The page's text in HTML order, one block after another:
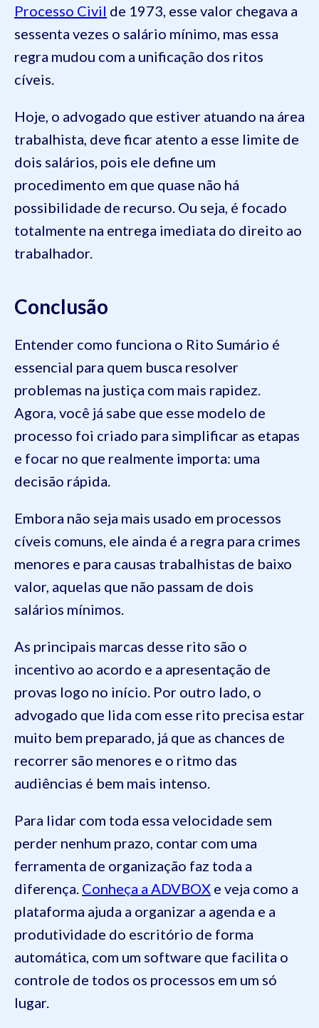
Processo Civil de 1973, esse valor chegava a
sessenta vezes o salário mínimo, mas essa
regra mudou com a unificação dos ritos
cíveis.
Hoje, o advogado que estiver atuando na área
trabalhista, deve ficar atento a esse limite de
dois salários, pois ele define um
procedimento em que quase não há
possibilidade de recurso. Ou seja, é focado
totalmente na entrega imediata do direito ao
trabalhador.
Conclusão
Entender como funciona o Rito Sumário é
essencial para quem busca resolver
problemas na justiça com mais rapidez.
Agora, você já sabe que esse modelo de
processo foi criado para simplificar as etapas
e focar no que realmente importa: uma
decisão rápida.
Embora não seja mais usado em processos
cíveis comuns, ele ainda é a regra para crimes
menores e para causas trabalhistas de baixo
valor, aquelas que não passam de dois
salários mínimos.
As principais marcas desse rito são o
incentivo ao acordo e a apresentação de
provas logo no início. Por outro lado, o
advogado que lida com esse rito precisa estar
muito bem preparado, já que as chances de
recorrer são menores e o ritmo das
audiências é bem mais intenso.
Para lidar com toda essa velocidade sem
perder nenhum prazo, contar com uma
ferramenta de organização faz toda a
diferença. Conheça a ADVBOX e veja como a
plataforma ajuda a organizar a agenda e a
produtividade do escritório de forma
automática, com um software que facilita o
controle de todos os processos em um só
lugar.